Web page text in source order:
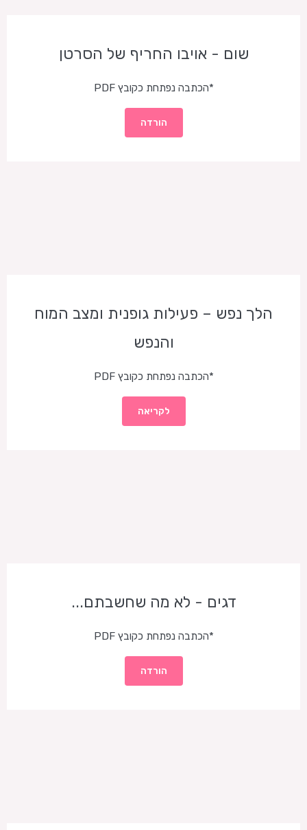
שום - אויבו החריף של הסרטן
*הכתבה נפתחת כקובץ PDF
הורדה
הלך נפש – פעילות גופנית ומצב המוח
והנפש
*הכתבה נפתחת כקובץ PDF
לקריאה
דגים - לא מה שחשבתם...
*הכתבה נפתחת כקובץ PDF
הורדה